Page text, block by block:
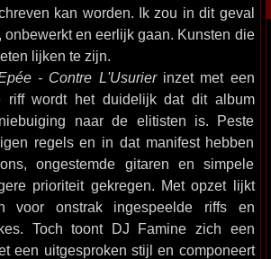
kan worden. Ik zou in dit geval
onbewerkt en eerlijk gaan. Kunsten die
lijken te zijn.
- Contre L'Usurierinzet met een
riff wordt het duidelijk dat dit album
naar de elitisten is. Peste
regels en in dat manifest hebben
ongestemde gitaren en simpele
prioriteit gekregen. Met opzet lijkt
voor onstrak ingespeelde riffs en
Toch toont DJ Famine zich een
een uitgesproken stijl en componeert